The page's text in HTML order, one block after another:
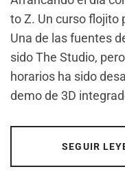
to Z. Un curso flojito
Una de las fuentes
sido The Studio,
horarios ha sido
demo de 3D
SEGUIR